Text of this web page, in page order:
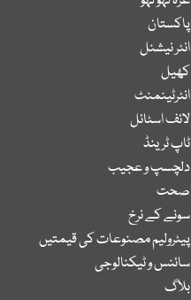
پاکستان
انٹر نیشنل
کھیل
انٹرٹینمنٹ
لائف اسٹائل
ٹاپ ٹرینڈ
دلچسپ و عجیب
صحت
سونے کے نرخ
پیٹرولیم مصنوعات کی قیمتیں
سائنس و ٹیکنالوجی
بلاگ